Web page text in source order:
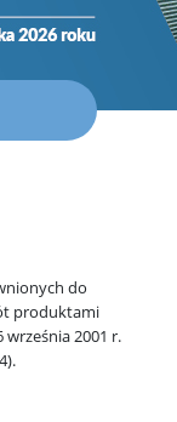
do
produktami
2001 r.